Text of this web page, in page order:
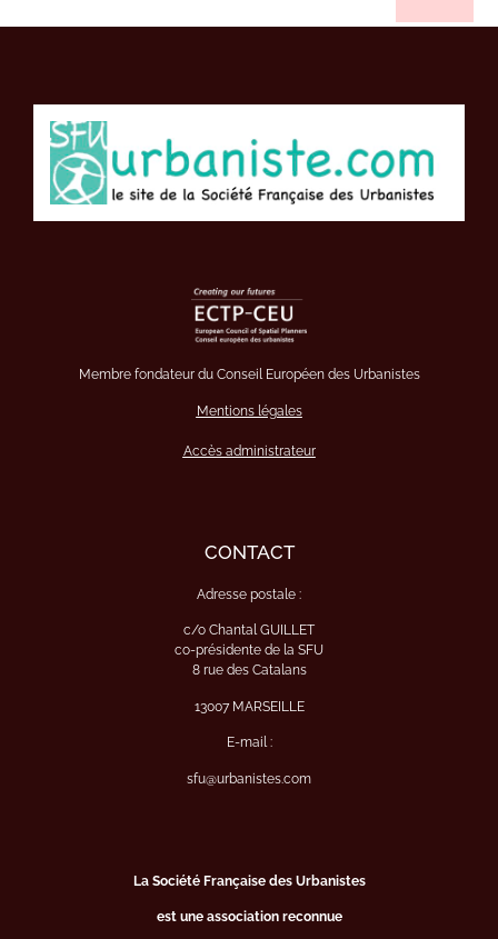
Membre fondateur du Conseil Européen des Urbanistes
Mentions légales
Accès administrateur
CONTACT
Adresse postale :
c/o Chantal GUILLET
co-présidente de la SFU
8 rue des Catalans
13007 MARSEILLE
E-mail :
sfu@urbanistes.com
La Société Française des Urbanistes
est une association reconnue